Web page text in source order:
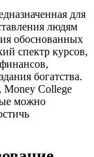
для
людям
обоснованных
спектр курсов,
богатства.
Money College
можно